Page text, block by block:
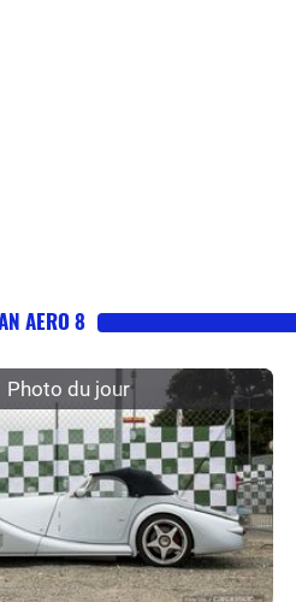
AERO 8
Photo du jour